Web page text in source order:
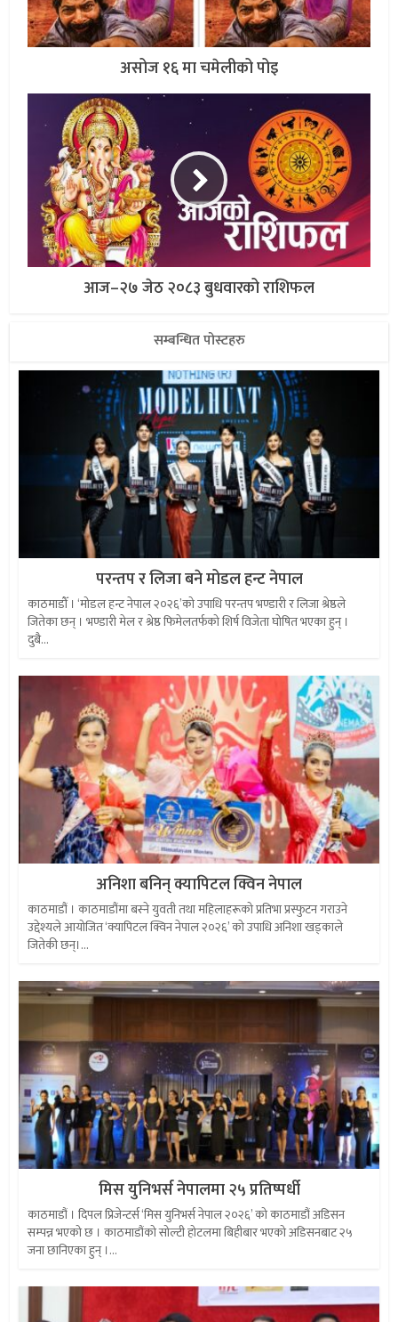
असोज १६ मा चमेलीको पोइ
आज–२७ जेठ २०८३ बुधवारको राशिफल
सम्बन्धित पोस्टहरु
परन्तप र लिजा बने मोडल हन्ट नेपाल
काठमाडौँ । ‘मोडल हन्ट नेपाल २०२६’को उपाधि परन्तप भण्डारी र लिजा श्रेष्ठले
जितेका छन् । भण्डारी मेल र श्रेष्ठ फिमेलतर्फको शिर्ष विजेता घोषित भएका हुन् ।
दुबै...
अनिशा बनिन् क्यापिटल क्विन नेपाल
काठमाडौं । काठमाडौंमा बस्ने युवती तथा महिलाहरूको प्रतिभा प्रस्फुटन गराउने
उद्देश्यले आयोजित ‘क्यापिटल क्विन नेपाल २०२६’ को उपाधि अनिशा खड्काले
जितेकी छन्।...
मिस युनिभर्स नेपालमा २५ प्रतिष्पर्धी
काठमाडौं । दिपल प्रिजेन्टर्स ‘मिस युनिभर्स नेपाल २०२६’ को काठमाडौं अडिसन
सम्पन्न भएको छ । काठमाडौंको सोल्टी होटलमा बिहीबार भएको अडिसनबाट २५
जना छानिएका हुन् ।...